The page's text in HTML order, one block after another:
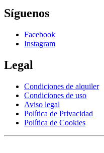
Síguenos
Facebook
Instagram
Legal
Condiciones de alquiler
Condiciones de uso
Aviso legal
Política de Privacidad
Política de Cookies